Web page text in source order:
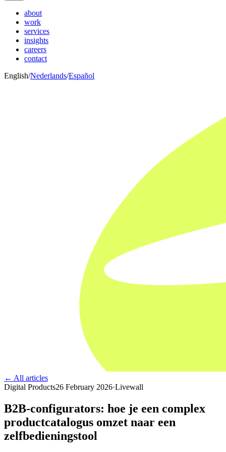
about
work
services
insights
careers
contact
English/Nederlands/Español
← All articles
Digital Products26 February 2026·Livewall
B2B-configurators: hoe je een complex
productcatalogus omzet naar een
zelfbedieningstool